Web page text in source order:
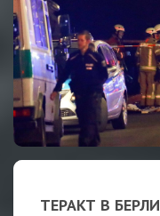
ТЕРАКТ В